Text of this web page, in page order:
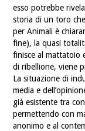
esso potrebbe
storia di un toro
per Animali è
fine), la quasi
finisce al mattatoio
di ribellione, viene
La situazione di
media e
già esistente tra
permettendo con
anonimo e al